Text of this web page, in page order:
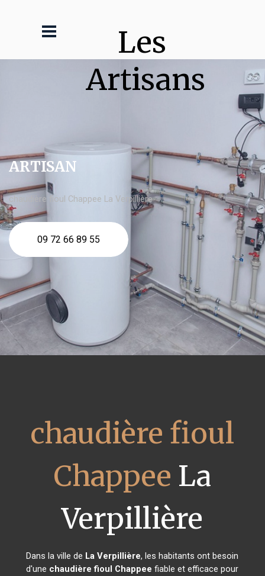
Les
Artisans
ARTISAN
chaudière fioul Chappee La Verpillière
09 72 66 89 55
chaudière fioul
Chappee La
Verpillière
Dans la ville de La Verpillière, les habitants ont besoin
d'une chaudière fioul Chappee fiable et efficace pour